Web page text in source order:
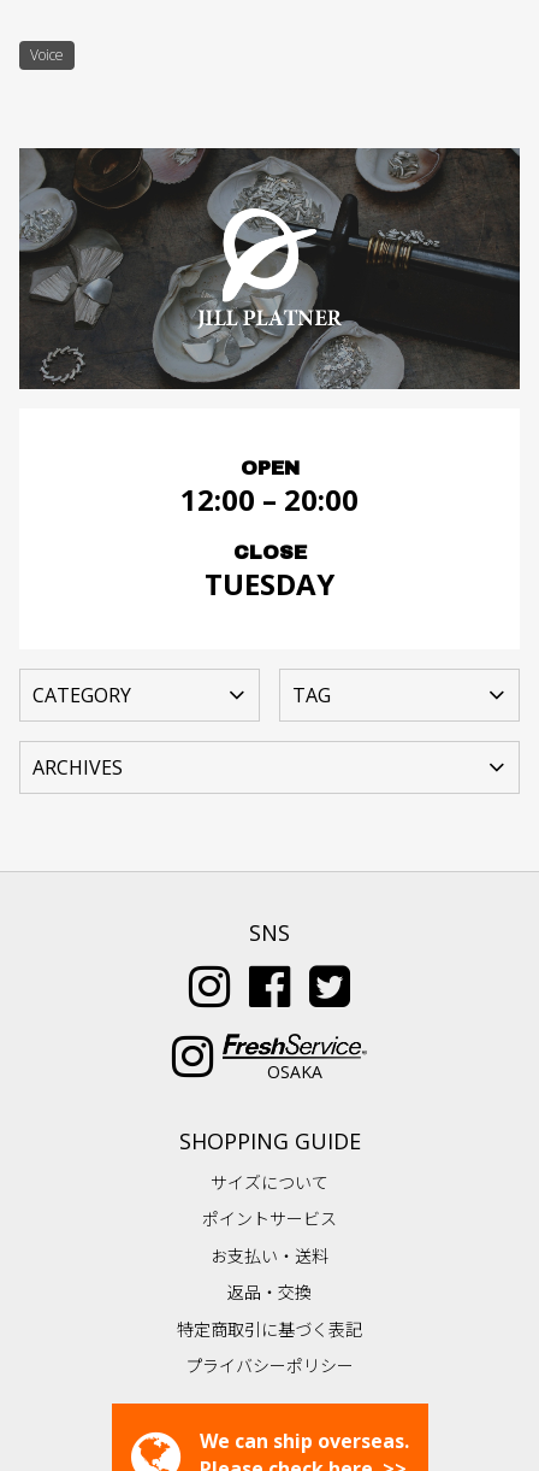
Voice
OPEN
12:00 – 20:00
CLOSE
TUESDAY
SNS
OSAKA
SHOPPING GUIDE
サイズについて
ポイントサービス
お支払い・送料
返品・交換
特定商取引に基づく表記
プライバシーポリシー
We can ship overseas.